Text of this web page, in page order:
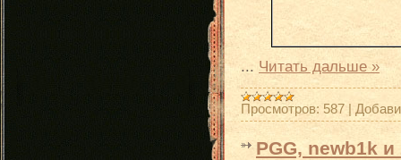
... Читать дальше »
Просмотров: 587
PGG, newb1k